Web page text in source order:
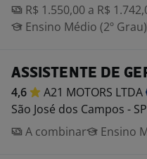
R$ 1.550,00 a R$
Ensino Médio (2º Grau)
ASSISTENTE DE
4,6 A21 MOTORS LTDA
São José dos Campos - SP
A combinar
Ensino